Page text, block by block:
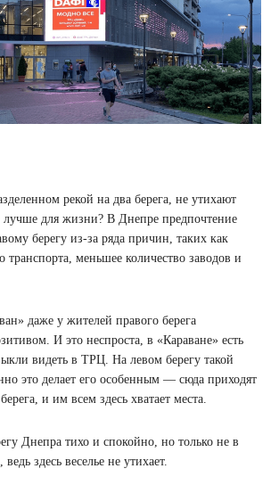
рекой на два берега, не утихают
лучше для жизни? В Днепре предпочтение
берегу из-за ряда причин, таких как
транспорта, меньшее количество заводов и
даже у жителей правого берега
И это неспроста, в «Караване» есть
видеть в ТРЦ. На левом берегу такой
это делает его особенным — сюда приходят
и им всем здесь хватает места.
Днепра тихо и спокойно, но только не в
здесь веселье не утихает.